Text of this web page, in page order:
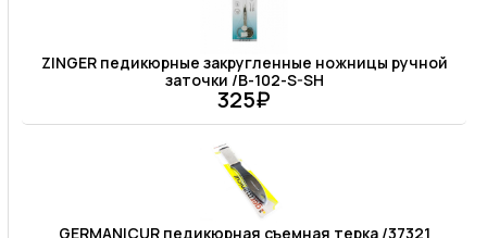
ZINGER педикюрные закругленные ножницы ручной
заточки /B-102-S-SH
325₽
GERMANICUR педикюрная съемная терка /37321